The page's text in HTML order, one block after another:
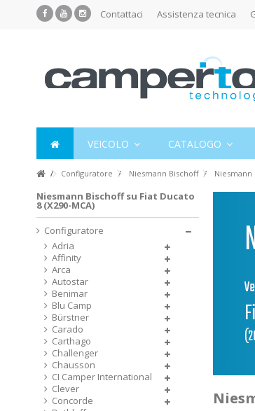
Contattaci Assistenza tecnica
VEICOLO CATALOGO
Configuratore Niesmann Bischoff Niesmann
Niesmann Bischoff su Fiat Ducato
8 (X290-MCA)
Configuratore
Adria
Affinity
Arca
Autostar
Benimar
Blu Camp
Bürstner
Carado
Carthago
Challenger
Chausson
CI Camper International
Clever
Concorde